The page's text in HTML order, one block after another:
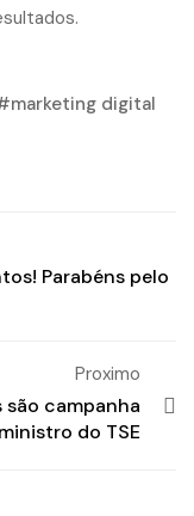
marketing digital
Parabéns pelo
Proximo
campanha
do TSE